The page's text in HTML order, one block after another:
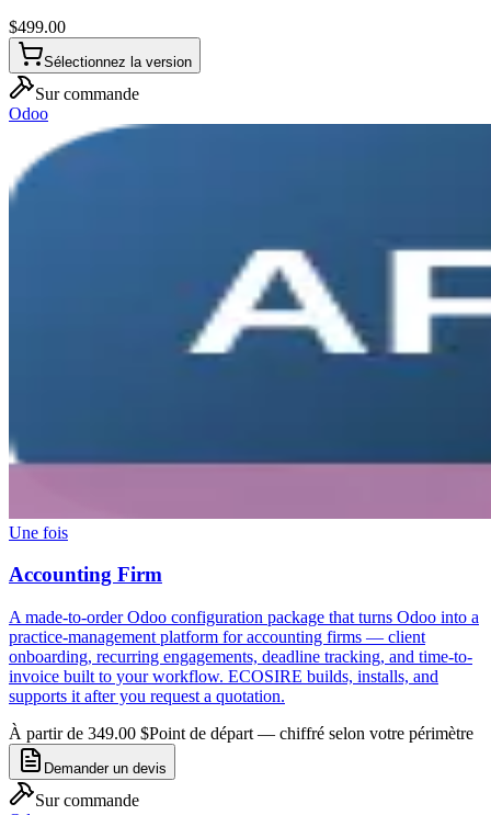
$499.00
Sélectionnez la version
Sur commande
Odoo
Une fois
Accounting Firm
A made-to-order Odoo configuration package that turns Odoo into a
practice-management platform for accounting firms — client
onboarding, recurring engagements, deadline tracking, and time-to-
invoice built to your workflow. ECOSIRE builds, installs, and
supports it after you request a quotation.
À partir de 349.00 $Point de départ — chiffré selon votre périmètre
Demander un devis
Sur commande